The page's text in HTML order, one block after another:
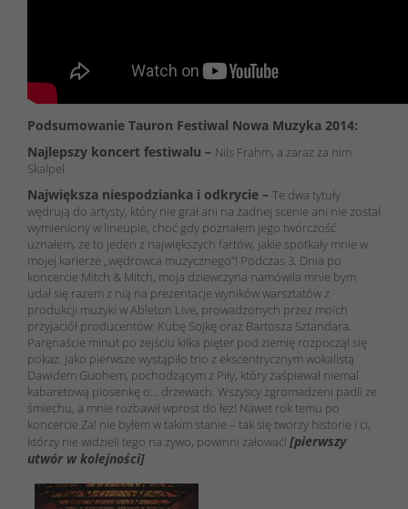
Podsumowanie Tauron Festiwal Nowa Muzyka 2014:
Najlepszy koncert festiwalu – Nils Frahm, a zaraz za nim
Skalpel
Największa niespodzianka i odkrycie – Te dwa tytuły
wędrują do artysty, który nie grał ani na żadnej scenie ani nie został
wymieniony w lineupie, choć gdy poznałem jego twórczość
uznałem, że to jeden z największych fartów, jakie spotkały mnie w
mojej karierze „wędrowca muzycznego”! Podczas 3. Dnia po
koncercie Mitch & Mitch, moja dziewczyna namówiła mnie bym
udał się razem z nią na prezentacje wyników warsztatów z
produkcji muzyki w Ableton Live, prowadzonych przez moich
przyjaciół producentów: Kubę Sojkę oraz Bartosza Sztandara.
Paręnaście minut po zejściu kilka pięter pod ziemię rozpoczął się
pokaz. Jako pierwsze wystąpiło trio z ekscentrycznym wokalistą
Dawidem Guohem, pochodzącym z Piły, który zaśpiewał niemal
kabaretową piosenkę o… drzewach. Wszyscy zgromadzeni padli ze
śmiechu, a mnie rozbawił wprost do łez! Nawet rok temu po
koncercie Za! nie byłem w takim stanie – tak się tworzy historie i ci,
którzy nie widzieli tego na żywo, powinni żałować! [pierwszy
utwór w kolejności]